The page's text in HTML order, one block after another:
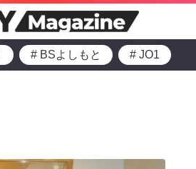
# BSよしもと # JO1